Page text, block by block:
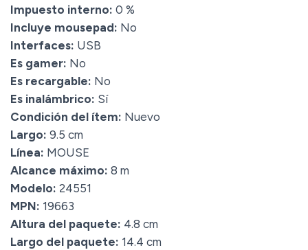
Impuesto interno: 0 %
Incluye mousepad: No
Interfaces: USB
Es gamer: No
Es recargable: No
Es inalámbrico: Sí
Condición del ítem: Nuevo
Largo: 9.5 cm
Línea: MOUSE
Alcance máximo: 8 m
Modelo: 24551
MPN: 19663
Altura del paquete: 4.8 cm
Largo del paquete: 14.4 cm